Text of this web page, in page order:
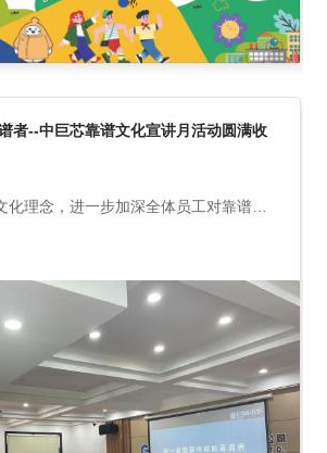
者--中巨芯靠谱文化宣讲月活动圆满收
化理念，进一步加深全体员工对靠谱文
化理念与经营管理工作深度融合，公司
学芯谱理念，做靠谱者——中巨芯靠谱
动。本次活动累计举办15场宣讲培训，
、部、基地、事业线，全体员工参与，
次的宣贯学习，让靠谱文化理念深入人
践行靠谱理念的自觉意愿。